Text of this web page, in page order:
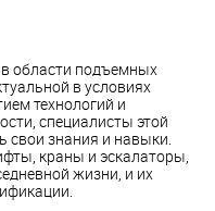
области подъемных
в условиях
технологий и
специалисты этой
знания и навыки.
краны и эскалаторы,
жизни, и их